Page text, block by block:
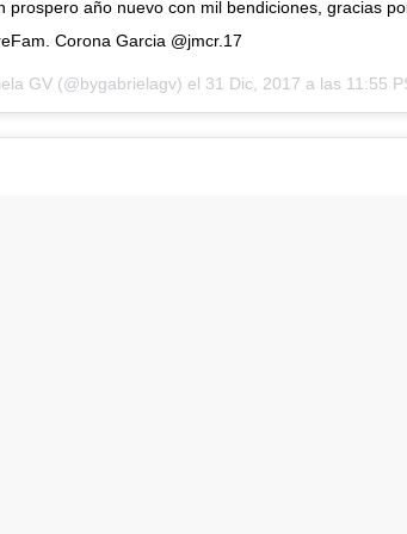
prospero año nuevo con mil bendiciones, gracias
Corona Garcia @jmcr.17
GV (@bygabrielagv) el 31 Dic, 2017 a las 11:55